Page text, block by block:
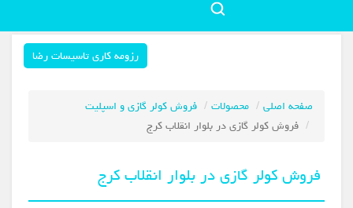
رزومه کاری تاسیسات رضا
صفحه اصلی محصولات
فروش کولر گازی و اسپلیت
فروش کولر گازی در بلوار انقلاب کرج
فروش کولر گازی در بلوار انقلاب کرج